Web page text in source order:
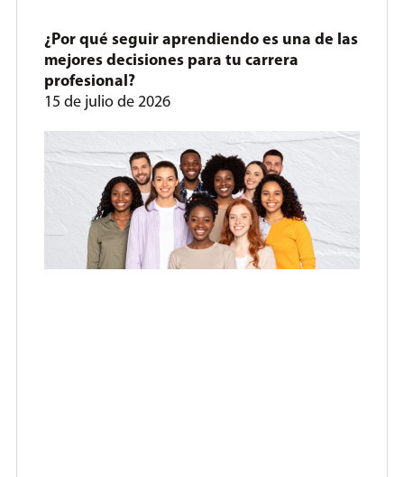
¿Por qué seguir aprendiendo es una de las
mejores decisiones para tu carrera
profesional?
15 de julio de 2026